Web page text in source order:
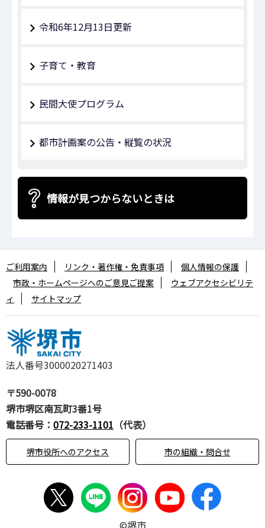
令和6年12月13日更新
子育て・教育
民間大使プログラム
都市計画案の公告・縦覧の状況
情報が見つからないときは
法人番号3000020271403
〒590-0078
堺市堺区南瓦町3番1号
電話番号： 072-233-1101 （代表）
堺市役所へのアクセス 市の組織・問合せ
ご利用案内 リンク・著作権・免責事項
個人情報の保護
市政・ホームページへのご意見ご提案
ウェブアクセシビリテ
ィ
サイトマップ